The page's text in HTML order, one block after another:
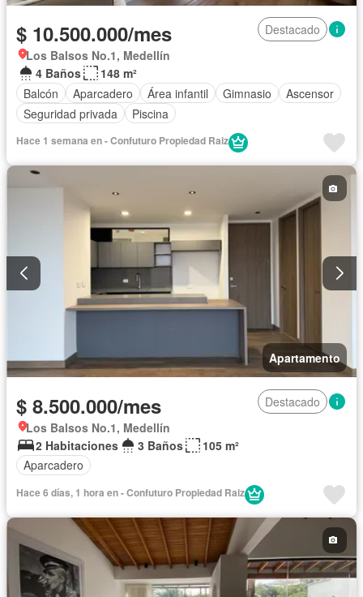
$ 10.500.000/mes
Destacado
Los Balsos No.1, Medellín
4 Baños
148 m²
Balcón
Aparcadero Área infantil Gimnasio
Ascensor
Seguridad privada
Piscina
Hace 1 semana en - Confuturo Propiedad Raiz
Apartamento
$ 8.500.000/mes
Destacado
Los Balsos No.1, Medellín
2 Habitaciones
3 Baños
105 m²
Aparcadero
Hace 6 días, 1 hora en - Confuturo Propiedad Raiz